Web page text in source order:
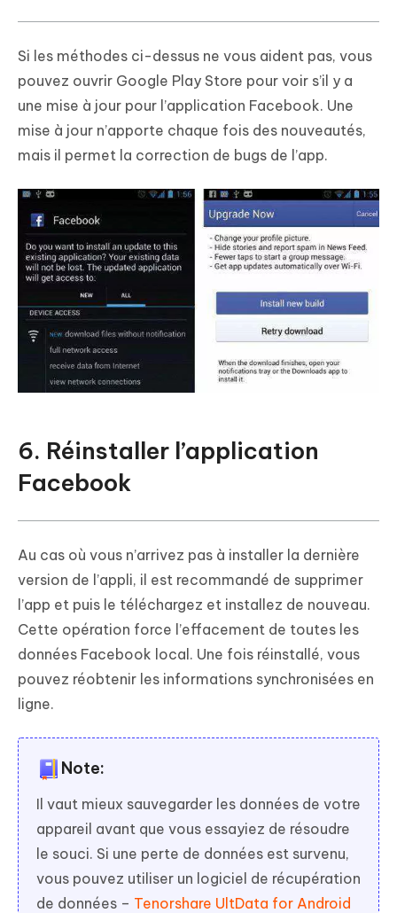
Si les méthodes ci-dessus ne vous aident pas, vous
pouvez ouvrir Google Play Store pour voir s’il y a
une mise à jour pour l’application Facebook. Une
mise à jour n’apporte chaque fois des nouveautés,
mais il permet la correction de bugs de l’app.
6. Réinstaller l’application
Facebook
Au cas où vous n’arrivez pas à installer la dernière
version de l’appli, il est recommandé de supprimer
l’app et puis le téléchargez et installez de nouveau.
Cette opération force l’effacement de toutes les
données Facebook local. Une fois réinstallé, vous
pouvez réobtenir les informations synchronisées en
ligne.
Note:
Il vaut mieux sauvegarder les données de votre
appareil avant que vous essayiez de résoudre
le souci. Si une perte de données est survenu,
vous pouvez utiliser un logiciel de récupération
de données – Tenorshare UltData for Android